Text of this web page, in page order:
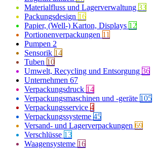
Materialfluss und Lagerverwaltung 33
Packungsdesign 16
Papier, (Well-) Karton, Displays 12
Portionenverpackungen 11
Pumpen 2
Sensorik 14
Tuben 10
Umwelt, Recycling und Entsorgung 36
Unternehmen 67
Verpackungsdruck 14
Verpackungsmaschinen und -geräte 105
Verpackungsservice 4
Verpackungssysteme 45
Versand- und Lagerverpackungen 69
Verschlüsse 13
Waagensysteme 16